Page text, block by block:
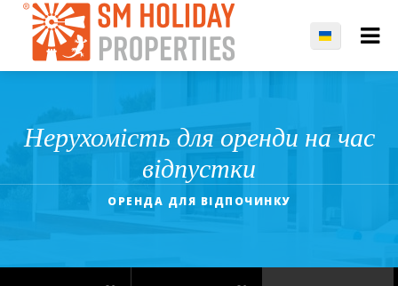
Нерухомість для оренди на час
відпустки
ОРЕНДА ДЛЯ ВІДПОЧИНКУ